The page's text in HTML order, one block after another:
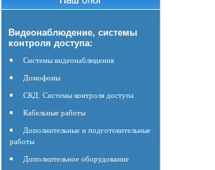
Видеонаблюдение, системы
контроля доступа:
Системы видеонаблюдения
Домофоны
СКД. Системы контроля доступа
Кабельные работы
Дополнительные и подготовительные
работы
Дополнительное оборудование